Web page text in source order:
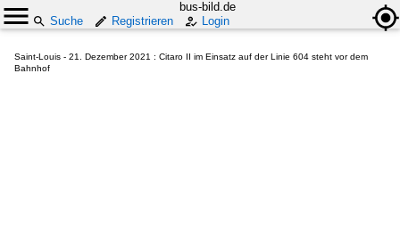
bus-bild.de
Suche
Registrieren Login
Saint-Louis - 21. Dezember 2021 : Citaro II im Einsatz auf der Linie 604 steht vor dem
Bahnhof